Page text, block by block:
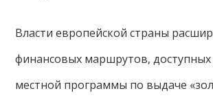
Власти европейской страны
финансовых маршрутов, доступных
местной программы по выдаче